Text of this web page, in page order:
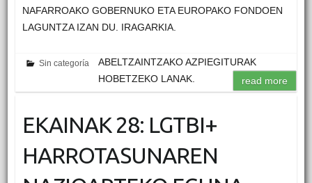
NAFARROAKO GOBERNUKO ETA EUROPAKO FONDOEN
LAGUNTZA IZAN DU. IRAGARKIA.
Sin categoría
ABELTZAINTZAKO AZPIEGITURAK
HOBETZEKO LANAK.
read more
EKAINAK 28: LGTBI+
HARROTASUNAREN